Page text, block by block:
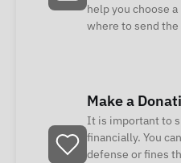
help you choose
where to send
Make a
It is important to
financially. You
defense or fines